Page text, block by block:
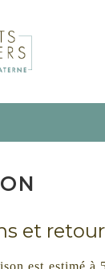
et
est estimé à